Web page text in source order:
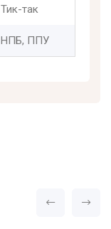
Тик-так
НПБ, ППУ